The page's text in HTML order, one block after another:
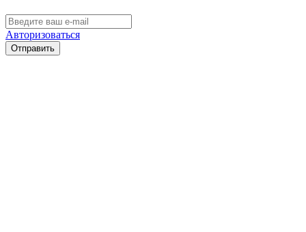
Авторизоваться
Отправить